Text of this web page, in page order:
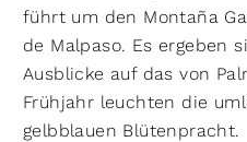
führt um den Montaña
de Malpaso. Es ergeben
Ausblicke auf das von
Frühjahr leuchten die
gelbblauen Blütenpracht.